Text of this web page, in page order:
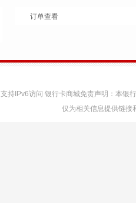
订单查看
支持IPv6访问 银行卡商城免责声明：本银
仅为相关信息提供链接